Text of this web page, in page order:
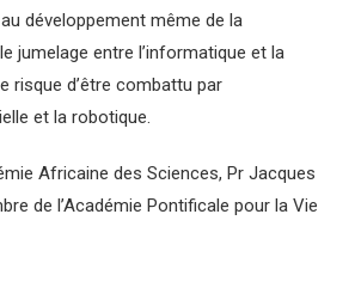
développement même de la
jumelage entre l’informatique et la
risque d’être combattu par
et la robotique.
Africaine des Sciences, Pr Jacques
de l’Académie Pontificale pour la Vie